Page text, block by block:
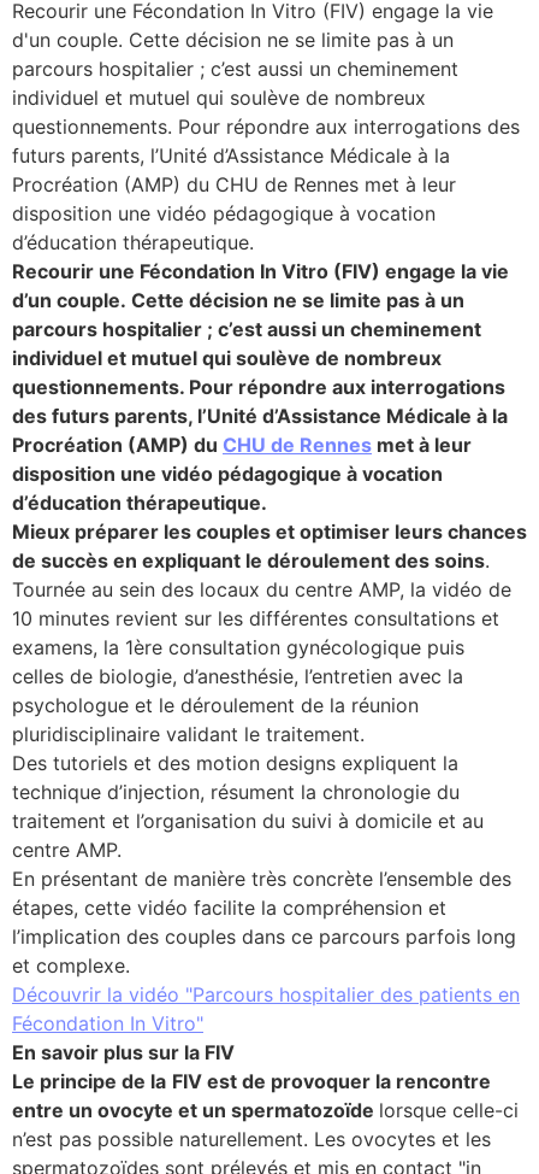
au CHU
& patrimoine
écologique
CONNECTÉ
d’info
l’éditeur
un CHU
Recourir une Fécondation In Vitro (FIV) engage la vie
d'un couple. Cette décision ne se limite pas à un
parcours hospitalier ; c’est aussi un cheminement
individuel et mutuel qui soulève de nombreux
questionnements. Pour répondre aux interrogations des
futurs parents, l’Unité d’Assistance Médicale à la
Procréation (AMP) du CHU de Rennes met à leur
disposition une vidéo pédagogique à vocation
d’éducation thérapeutique.
Recourir une Fécondation In Vitro (FIV) engage la vie
d’un couple. Cette décision ne se limite pas à un
parcours hospitalier ; c’est aussi un cheminement
individuel et mutuel qui soulève de nombreux
questionnements. Pour répondre aux interrogations
des futurs parents, l’Unité d’Assistance Médicale à la
Procréation (AMP) du CHU de Rennes met à leur
disposition une vidéo pédagogique à vocation
d’éducation thérapeutique.
Mieux préparer les couples et optimiser leurs chances
de succès en expliquant le déroulement des soins.
Tournée au sein des locaux du centre AMP, la vidéo de
10 minutes revient sur les différentes consultations et
examens, la 1ère consultation gynécologique puis
celles de biologie, d’anesthésie, l’entretien avec la
psychologue et le déroulement de la réunion
pluridisciplinaire validant le traitement.
Des tutoriels et des motion designs expliquent la
technique d’injection, résument la chronologie du
traitement et l’organisation du suivi à domicile et au
centre AMP.
En présentant de manière très concrète l’ensemble des
étapes, cette vidéo facilite la compréhension et
l’implication des couples dans ce parcours parfois long
et complexe.
Découvrir la vidéo "Parcours hospitalier des patients en
Fécondation In Vitro"
En savoir plus sur la FIV
Le principe de la FIV est de provoquer la rencontre
entre un ovocyte et un spermatozoïde lorsque celle-ci
n’est pas possible naturellement. Les ovocytes et les
spermatozoïdes sont prélevés et mis en contact "in